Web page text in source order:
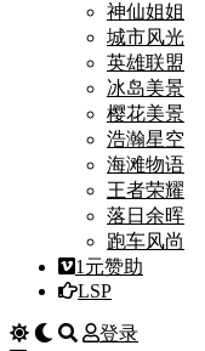
神仙姐姐
城市风光
英雄联盟
冰岛美景
樱花美景
浩瀚星空
海滩物语
王者荣耀
落日余晖
跑车风尚
1元赞助
LSP
登录